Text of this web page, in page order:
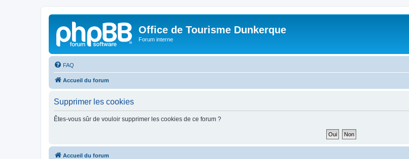
Office de Tourisme Dunkerque
Forum interne
FAQ
Accueil du forum
Supprimer les cookies
Êtes-vous sûr de vouloir supprimer les cookies de ce forum ?
Accueil du forum